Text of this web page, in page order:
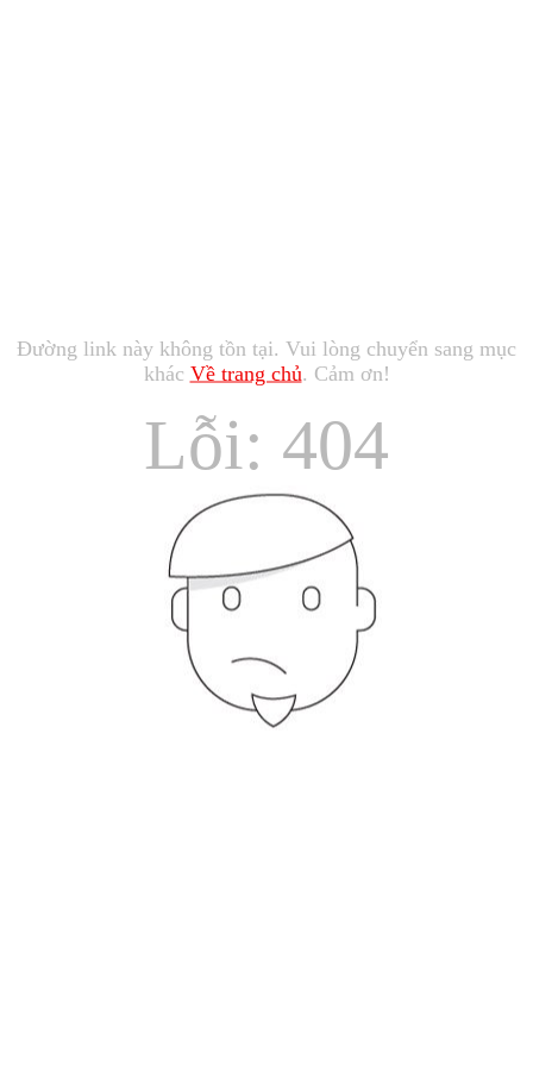
Đường link này không tồn tại. Vui lòng chuyển sang mục
khác Về trang chủ. Cảm ơn!
Lỗi: 404